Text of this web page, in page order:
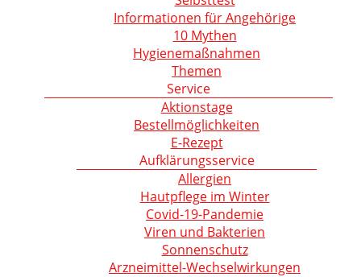
Informationen für Angehörige
10 Mythen
Hygienemaßnahmen
Themen
Service
Aktionstage
Bestellmöglichkeiten
E-Rezept
Aufklärungsservice
Allergien
Hautpflege im Winter
Covid-19-Pandemie
Viren und Bakterien
Sonnenschutz
Arzneimittel-Wechselwirkungen